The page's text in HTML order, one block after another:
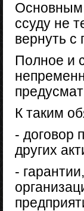
Основным
ссуду не
вернуть с
Полное и
К таким
- договор
других
-